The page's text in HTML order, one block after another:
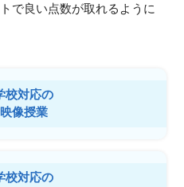
で良い点数が取れるように
校対応の
像授業
校対応の